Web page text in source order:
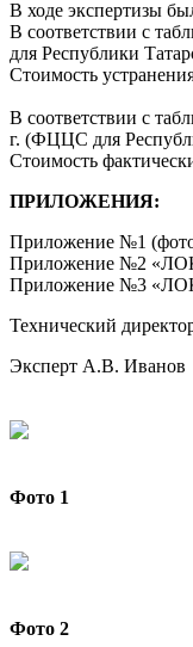
В ходе экспертизы
В соответствии с
для Республики
Стоимость
В соответствии с
г. (ФЦЦС для
Стоимость
ПРИЛОЖЕНИЯ:
Приложение №1
Приложение №2
Приложение №3
Технический
Эксперт А.В. Иванов
Фото 1
Фото 2